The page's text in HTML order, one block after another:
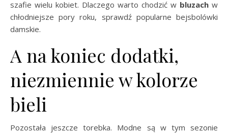
szafie wielu kobiet. Dlaczego warto chodzić w bluzach w
chłodniejsze pory roku, sprawdź popularne bejsbolówki
damskie.
A na koniec dodatki,
niezmiennie w kolorze
bieli
Pozostała jeszcze torebka. Modne są w tym sezonie